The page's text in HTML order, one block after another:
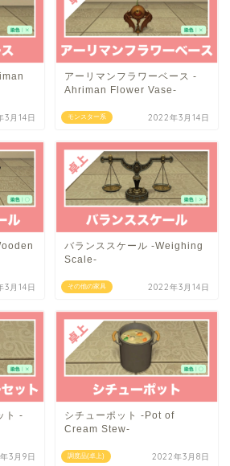
3月14日 モンスター系
アーリマンフラワーベース -
Ahriman Flower Vase-
2022年3月14日
3月14日 その他の家具
バランススケール -Weighing
Scale-
2022年3月14日
ト -
3月9日 調度品(卓上)
シチューポット -Pot of
Cream Stew-
2022年3月8日